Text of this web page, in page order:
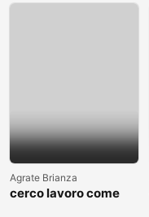
Agrate Brianza
cerco lavoro come